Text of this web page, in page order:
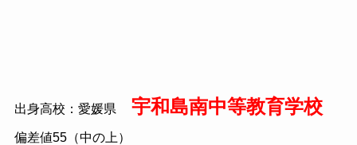
出身高校：愛媛県 宇和島南中等教育学校
偏差値55（中の上）